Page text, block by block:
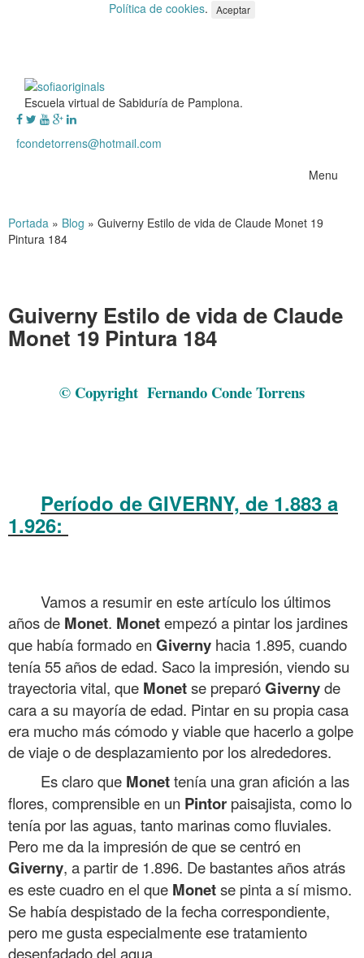
Política de cookies. Aceptar
Escuela virtual de Sabiduría de Pamplona.
fcondetorrens@hotmail.com
Menu
Portada » Blog » Guiverny Estilo de vida de Claude Monet 19
Pintura 184
Guiverny Estilo de vida de Claude
Monet 19 Pintura 184
© Copyright Fernando Conde Torrens
Período de GIVERNY, de 1.883 a
1.926:
Vamos a resumir en este artículo los últimos
años de Monet. Monetempezó a pintar los jardines
que había formado en Giverny hacia 1.895, cuando
tenía 55 años de edad. Saco la impresión, viendo su
trayectoria vital, que Monetse preparóGivernyde
cara a su mayoría de edad. Pintar en su propia casa
era mucho más cómodo y viable que hacerlo a golpe
de viaje o de desplazamiento por los alrededores.
Es claro que Monettenía una gran afición a las
flores, comprensible en un Pintor paisajista, como lo
tenía por las aguas, tanto marinas como fluviales.
Pero me da la impresión de que se centró en
Giverny, a partir de 1.896. De bastantes años atrás
es este cuadro en el que Monetse pinta a sí mismo.
Se había despistado de la fecha correspondiente,
pero me gusta especialmente ese tratamiento
desenfadado del agua.